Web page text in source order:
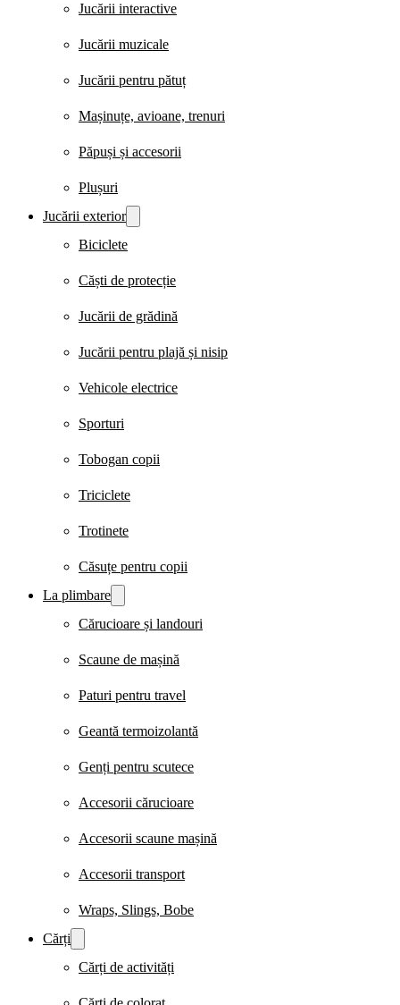
Jucării interactive
Jucării muzicale
Jucării pentru pătuț
Mașinuțe, avioane, trenuri
Păpuși și accesorii
Plușuri
Jucării exterior
Biciclete
Căști de protecție
Jucării de grădină
Jucării pentru plajă și nisip
Vehicole electrice
Sporturi
Tobogan copii
Triciclete
Trotinete
Căsuțe pentru copii
La plimbare
Cărucioare și landouri
Scaune de mașină
Paturi pentru travel
Geantă termoizolantă
Genți pentru scutece
Accesorii cărucioare
Accesorii scaune mașină
Accesorii transport
Wraps, Slings, Bobe
Cărți
Cărți de activități